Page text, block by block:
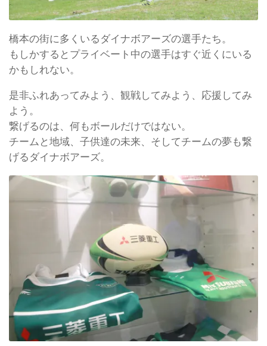
橋本の街に多くいるダイナボアーズの選手たち。
もしかするとプライベート中の選手はすぐ近くにいる
かもしれない。
是非ふれあってみよう、観戦してみよう、応援してみ
よう。
繋げるのは、何もボールだけではない。
チームと地域、子供達の未来、そしてチームの夢も繋
げるダイナボアーズ。